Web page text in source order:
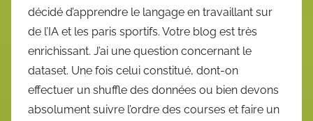
décidé d’apprendre le langage en travaillant sur
de l’IA et les paris sportifs. Votre blog est très
enrichissant. J’ai une question concernant le
dataset. Une fois celui constitué, dont-on
effectuer un shuffle des données ou bien devons
absolument suivre l’ordre des courses et faire un